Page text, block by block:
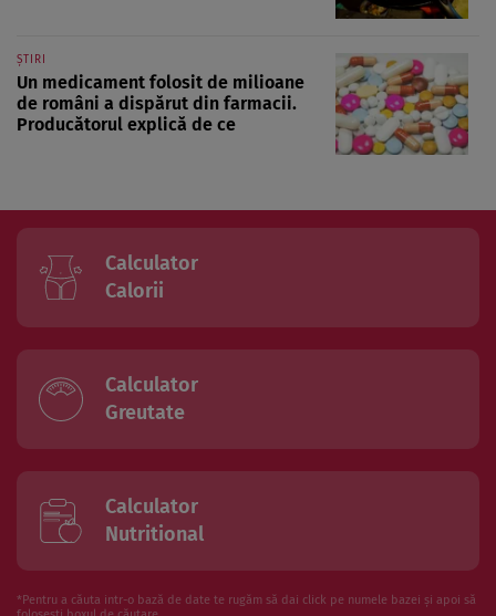
ȘTIRI
Un medicament folosit de milioane
de români a dispărut din farmacii.
Producătorul explică de ce
Calculator
Calorii
Calculator
Greutate
Calculator
Nutritional
*Pentru a căuta intr-o bază de date te rugăm să dai click pe numele bazei și apoi să